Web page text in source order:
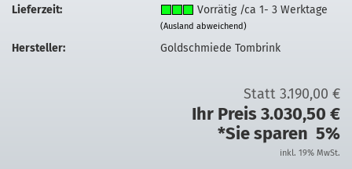
Lieferzeit:
Vorrätig /ca 1- 3 Werktage
(Ausland abweichend)
Hersteller: Goldschmiede Tombrink
Statt 3.190,00 €
Ihr Preis 3.030,50 €
*Sie sparen 5%
inkl. 19% MwSt.